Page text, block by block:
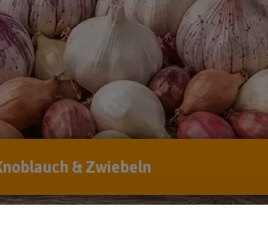
Neudorff
04011
4005240040119
Download als PDF
Haltbarkeit
sollte.
& Zwiebeln